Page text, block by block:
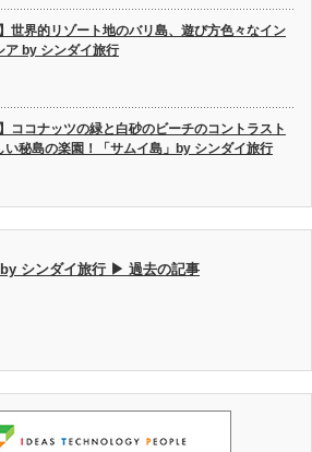
】世界的リゾート地のバリ島、遊び方色々なイン
ア by シンダイ旅行
】ココナッツの緑と白砂のビーチのコントラスト
い秘島の楽園！「サムイ島」by シンダイ旅行
by シンダイ旅行 ▶ 過去の記事